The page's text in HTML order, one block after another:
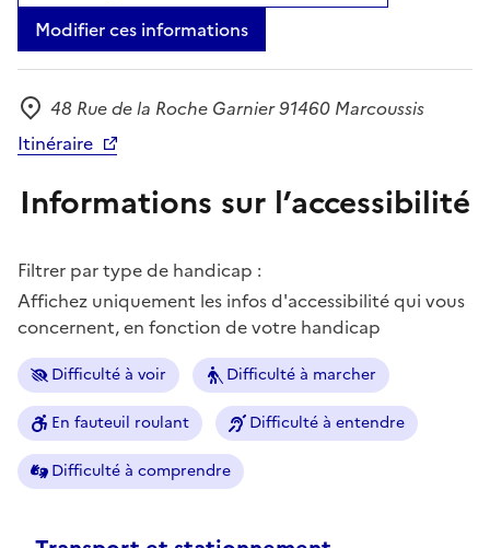
Modifier ces informations
Adresse
48 Rue de la Roche Garnier 91460 Marcoussis
Itinéraire
Informations sur l’accessibilité
Filtrer par type de handicap :
Affichez uniquement les infos d'accessibilité qui vous
concernent, en fonction de votre handicap
Difficulté à voir Difficulté à marcher
En fauteuil roulant Difficulté à entendre
Difficulté à comprendre